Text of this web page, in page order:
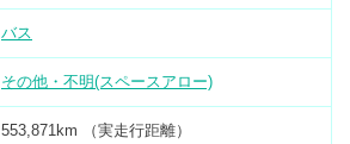
バス
その他・不明(スペースアロー)
553,871km （実走行距離）